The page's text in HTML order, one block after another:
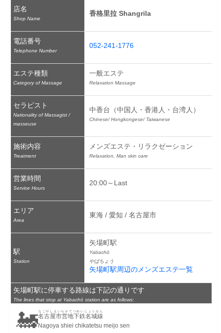
店名
Shop Name
香格里拉 Shangrila
電話番号
Telephone Number
052-241-1776
エステ種類
Category of Massage
一般エステ
Relaxation Massage
セラピスト
Nationality of Massagist /
masseuse
中香台（中国人・香港人・台湾人）
Chinese/ Hongkongese/ Taiwanese
施術内容
Treatment
メンズエステ・リラクゼーション
Relaxation, Man skin care
営業時間
Service Hours
20:00～Last
エリア
Area
東海 / 愛知 / 名古屋市
駅
Station
矢場町駅
Yabachō
やばちょう
矢場町駅周辺のメンズエステ一覧
矢場町駅に停車する路線は下記の通りです
The lines that stop at Yabachō station are as follows:
🚂名古屋市営地下鉄名城線
なごやしえいちかてつめいじょうせん
Nagoya shiei chikatetsu meijo sen